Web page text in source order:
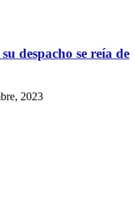
despacho se reía de
2023